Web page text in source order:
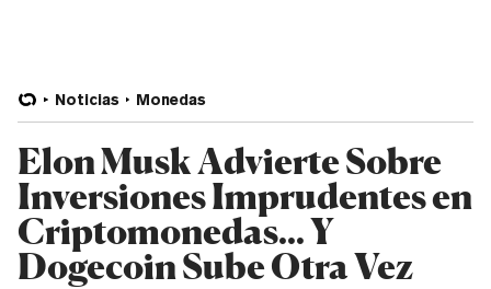
Noticias Monedas
Elon Musk Advierte Sobre
Inversiones Imprudentes en
Criptomonedas... Y
Dogecoin Sube Otra Vez